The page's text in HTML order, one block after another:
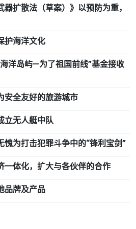
器扩散法（草案）》以预防为重，
护海洋文化
洋岛屿—为了祖国前线”基金接收
安全友好的旅游城市
立无人艇中队
愧为打击犯罪斗争中的“锋利宝剑”
一体化，扩大与各伙伴的合作
品牌及产品